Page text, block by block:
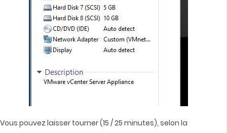
Vous pouvez laisser tourner (15 / 25 minutes), selon la